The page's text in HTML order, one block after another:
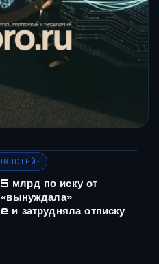
млрд по иску от
и затрудняла отписку